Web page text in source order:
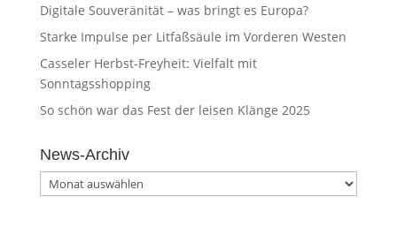
Digitale Souveränität – was bringt es Europa?
Starke Impulse per Litfaßsäule im Vorderen Westen
Casseler Herbst-Freyheit: Vielfalt mit
Sonntagsshopping
So schön war das Fest der leisen Klänge 2025
News-Archiv
News-
Archiv